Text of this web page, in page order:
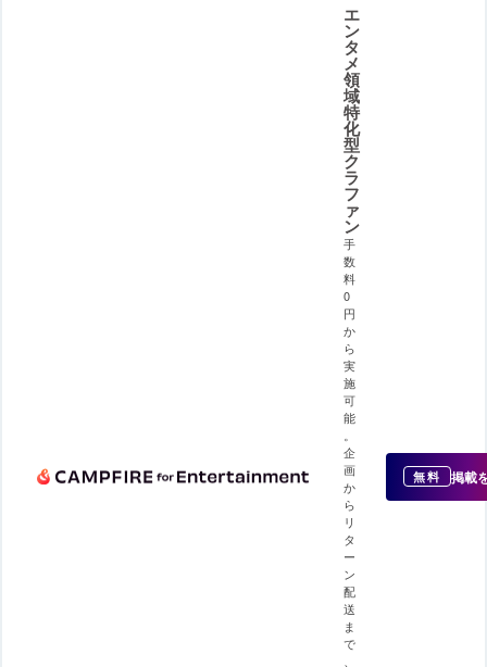
エ
ン
タ
メ
領
域
特
化
型
ク
ラ
フ
ァ
ン
手
数
料
0
円
か
ら
実
施
可
能
企
画
か
ら
リ
タ
ー
ン
配
送
ま
で
無料 掲載